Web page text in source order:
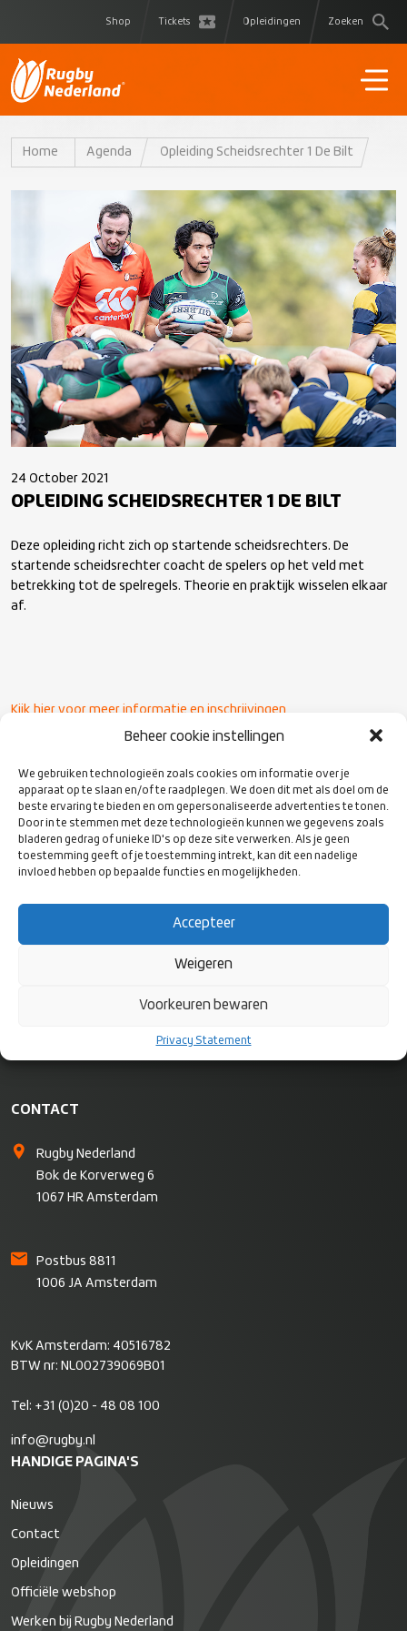
Beheer cookie instellingen
We gebruiken technologieën zoals cookies om informatie over je
apparaat op te slaan en/of te raadplegen. We doen dit met als doel om de
beste ervaring te bieden en om gepersonaliseerde advertenties te tonen.
Door in te stemmen met deze technologieën kunnen we gegevens zoals
bladeren gedrag of unieke ID's op deze site verwerken. Als je geen
toestemming geeft of je toestemming intrekt, kan dit een nadelige
invloed hebben op bepaalde functies en mogelijkheden.
Accepteer
Weigeren
Voorkeuren bewaren
Privacy Statement
Shop Tickets Opleidingen Zoeken
Home Agenda Opleiding Scheidsrechter 1 De Bilt
24 October 2021
OPLEIDING SCHEIDSRECHTER 1 DE BILT
Deze opleiding richt zich op startende scheidsrechters. De
startende scheidsrechter coacht de spelers op het veld met
betrekking tot de spelregels. Theorie en praktijk wisselen elkaar
af.
Kijk hier voor meer informatie en inschrijvingen
VOLG ONS
OP SOCIAL
MEDIA
CONTACT
Rugby Nederland
Bok de Korverweg 6
1067 HR Amsterdam
Postbus 8811
1006 JA Amsterdam
KvK Amsterdam: 40516782
BTW nr: NL002739069B01
Tel: +31 (0)20 - 48 08 100
info@rugby.nl
HANDIGE PAGINA'S
Nieuws
Contact
Opleidingen
Officiële webshop
Werken bij Rugby Nederland